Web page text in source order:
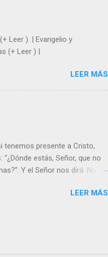
Leer ). | Evangelio y
(+ Leer ) |
LEER MÁS
tenemos presente a Cristo,
estás, Señor, que no
Y el Señor nos dirá: No
Yo dejo a nadie sólo con
LEER MÁS